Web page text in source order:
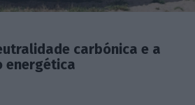
carbónica e a
energética